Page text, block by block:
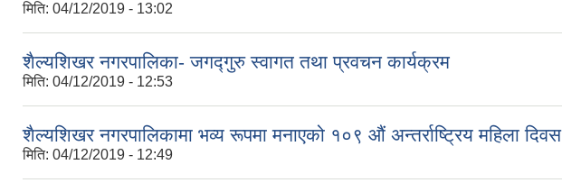
मिति: 04/12/2019 - 13:02
शैल्यशिखर नगरपालिका- जगद्गुरु स्वागत तथा प्रवचन कार्यक्रम
मिति: 04/12/2019 - 12:53
शैल्यशिखर नगरपालिकामा भव्य रूपमा मनाएको १०९ औं अन्तर्राष्ट्रिय महिला दिवस
मिति: 04/12/2019 - 12:49